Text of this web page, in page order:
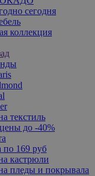
сегодня
коллекция
текстиль
до -40%
по 169 руб
кастрюли
пледы и покрывала